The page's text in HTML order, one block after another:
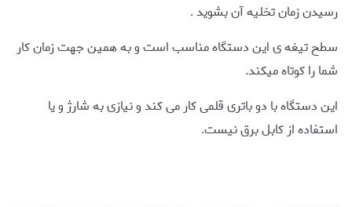
رسیدن زمان تخلیه آن بشوید .
سطح تیغه ی این دستگاه مناسب است و به همین جهت زمان کار
شما را کوتاه میکند.
این دستگاه با دو باتری قلمی کار می کند و نیازی به شارژ و یا
استفاده از کابل برق نیست.